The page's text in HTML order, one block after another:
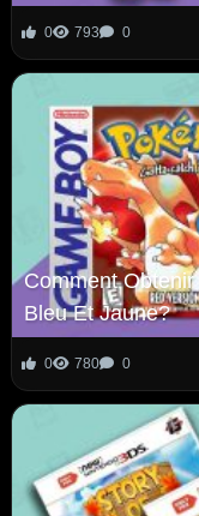
0 793 0
Comment
Bleu Et Jaune?
0 780 0